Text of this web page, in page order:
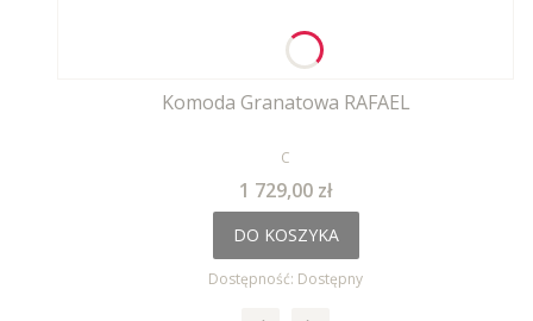
Komoda Granatowa RAFAEL
PRODUCENT
C
Cena
1 729,00 zł
DO KOSZYKA
Dostępność: Dostępny